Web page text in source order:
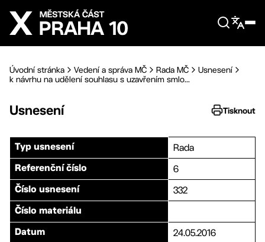
Přejít na hlavní obsah
Úvodní stránka Vedení a správa MČ Rada MČ
Usnesení
k návrhu na udělení souhlasu s uzavřením smlo...
Usnesení Tisknout
Typ usnesení Rada
Referenční číslo 6
Číslo usnesení 332
Číslo materiálu
Datum 24.05.2016